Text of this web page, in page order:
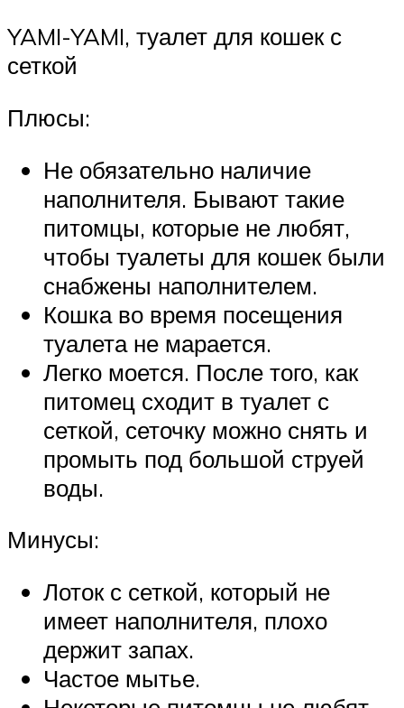
YAMI-YAMI, туалет для кошек с
сеткой
Плюсы:
Не обязательно наличие
наполнителя. Бывают такие
питомцы, которые не любят,
чтобы туалеты для кошек были
снабжены наполнителем.
Кошка во время посещения
туалета не марается.
Легко моется. После того, как
питомец сходит в туалет с
сеткой, сеточку можно снять и
промыть под большой струей
воды.
Минусы:
Лоток с сеткой, который не
имеет наполнителя, плохо
держит запах.
Частое мытье.